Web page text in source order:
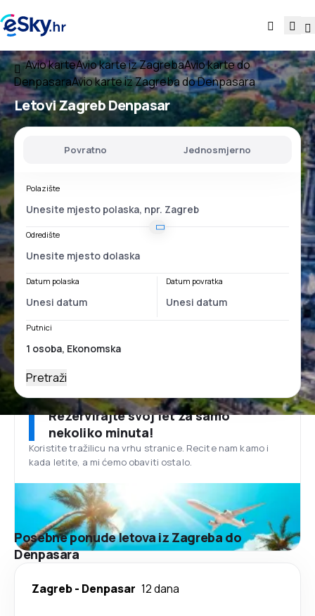
Avio karteAvio karte iz ZagrebaAvio karte do
DenpasaraAvio karte iz Zagreba do Denpasara
LetoviZagreb Denpasar
Povratno Jednosmjerno
Polazište
Odredište
Datum polaska Datum povratka
Putnici
Pretraži
Rezervirajte svoj let za samo
nekoliko minuta!
Koristite tražilicu na vrhu stranice. Recite nam kamo i
kada letite, a mi ćemo obaviti ostalo.
Posebne ponude letova iz Zagreba do
Denpasara
Zagreb- Denpasar 12 dana